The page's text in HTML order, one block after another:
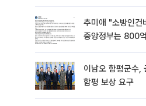
추미애 "소방인
중앙정부는 800
이남오 함평군수,
함평 보상 요구